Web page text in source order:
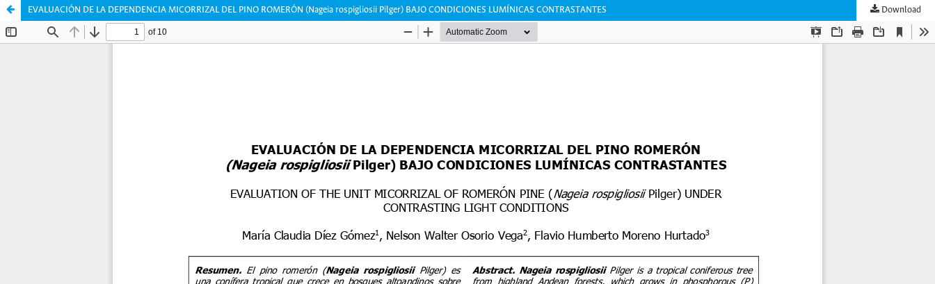
EVALUACIÓN DE LA DEPENDENCIA MICORRIZAL DEL PINO ROMERÓN (Nageia rospigliosii Pilger) BAJO CONDICIONES LUMÍNICAS CONTRASTANTES Download